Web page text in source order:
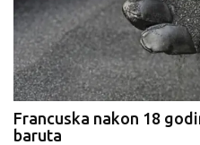
Francuska nakon 18
baruta